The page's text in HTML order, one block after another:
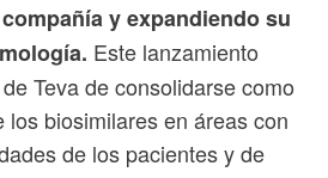
y expandiendo su
Este lanzamiento
Teva de consolidarse como
los biosimilares en áreas con
de los pacientes y de